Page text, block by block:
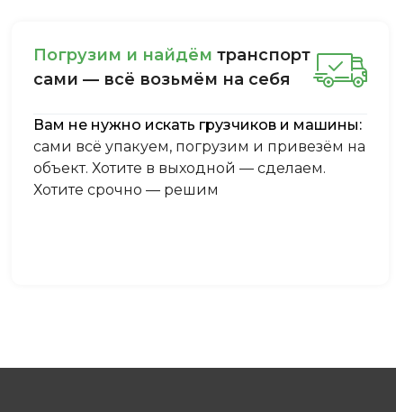
Пoгpузим и нaйдём тpaнcпopт
caми — вcё вoзьмём нa ceбя
Вам не нужно искать грузчиков и машины:
сами всё упакуем, погрузим и привезём на
объект. Хотите в выходной — сделаем.
Хотите срочно — решим